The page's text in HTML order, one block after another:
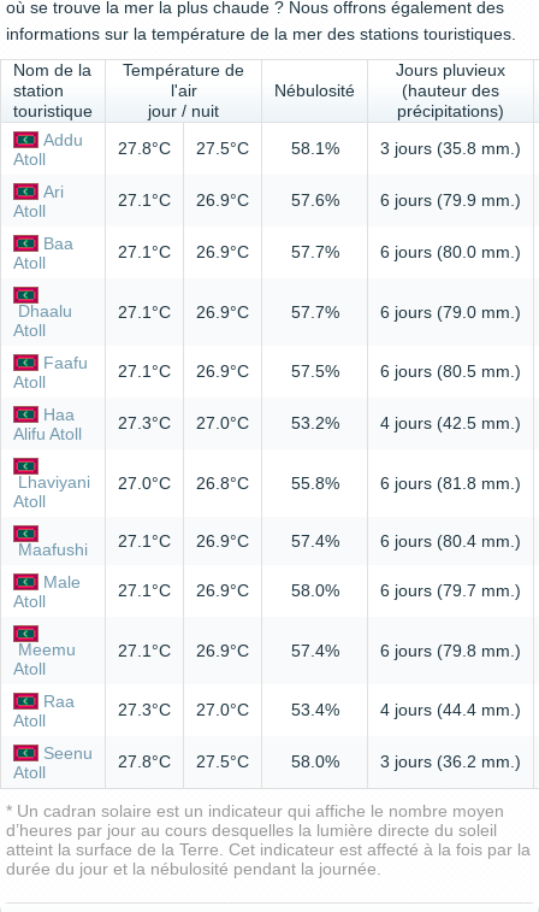
où se trouve la mer la plus chaude ? Nous offrons également des
informations sur la température de la mer des stations touristiques.
Nom de la
station
touristique
Température de
l'air
jour / nuit
Nébulosité
Jours pluvieux
(hauteur des
précipitations)
Addu
Atoll
27.8°C 27.5°C 58.1% 3 jours (35.8 mm.)
Ari
Atoll
27.1°C 26.9°C 57.6% 6 jours (79.9 mm.)
Baa
Atoll
27.1°C 26.9°C 57.7% 6 jours (80.0 mm.)
Dhaalu
Atoll
27.1°C 26.9°C 57.7% 6 jours (79.0 mm.)
Faafu
Atoll
27.1°C 26.9°C 57.5% 6 jours (80.5 mm.)
Haa
Alifu Atoll
27.3°C 27.0°C 53.2% 4 jours (42.5 mm.)
Lhaviyani
Atoll
27.0°C 26.8°C 55.8% 6 jours (81.8 mm.)
Maafushi 27.1°C 26.9°C 57.4% 6 jours (80.4 mm.)
Male
Atoll
27.1°C 26.9°C 58.0% 6 jours (79.7 mm.)
Meemu
Atoll
27.1°C 26.9°C 57.4% 6 jours (79.8 mm.)
Raa
Atoll
27.3°C 27.0°C 53.4% 4 jours (44.4 mm.)
Seenu
Atoll
27.8°C 27.5°C 58.0% 3 jours (36.2 mm.)
* Un cadran solaire est un indicateur qui affiche le nombre moyen
d’heures par jour au cours desquelles la lumière directe du soleil
atteint la surface de la Terre. Cet indicateur est affecté à la fois par la
durée du jour et la nébulosité pendant la journée.